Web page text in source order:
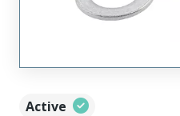
Active